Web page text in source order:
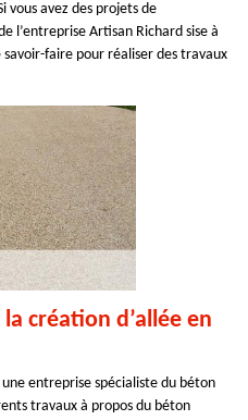
vous avez des projets de
l’entreprise Artisan Richard sise à
faire pour réaliser des travaux
création d’allée en
entreprise spécialiste du béton
travaux à propos du béton